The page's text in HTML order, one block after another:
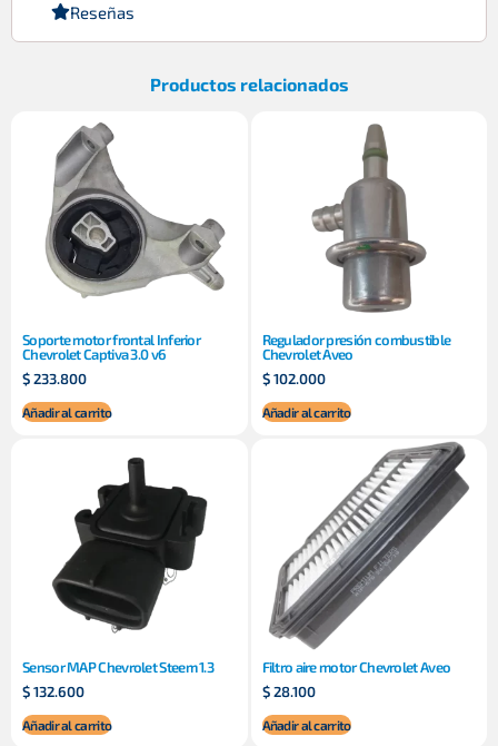
Reseñas
Productos relacionados
Soporte motor frontal Inferior
Chevrolet Captiva 3.0 v6
$233.800
Añadir al carrito
Regulador presión combustible
Chevrolet Aveo
$102.000
Añadir al carrito
Sensor MAP Chevrolet Steem 1.3
$132.600
Añadir al carrito
Filtro aire motor Chevrolet Aveo
$28.100
Añadir al carrito